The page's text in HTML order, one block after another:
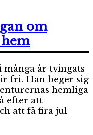
om
många år tvingats
fri. Han beger sig
hemliga
efter att
att få fira jul